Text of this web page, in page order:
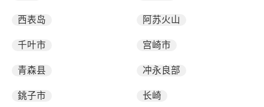
西表岛 阿苏火山
千叶市 宫崎市
青森县 冲永良部
銚子市 长崎